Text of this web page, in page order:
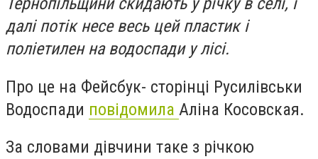
далі потік несе весь цей пластик і
поліетилен на водоспади у лісі.
Про це на Фейсбук- сторінці Русилівськи
Водоспади повідомила Аліна Косовская.
За словами дівчини таке з річкою